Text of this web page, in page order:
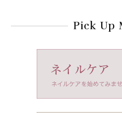
Pick Up